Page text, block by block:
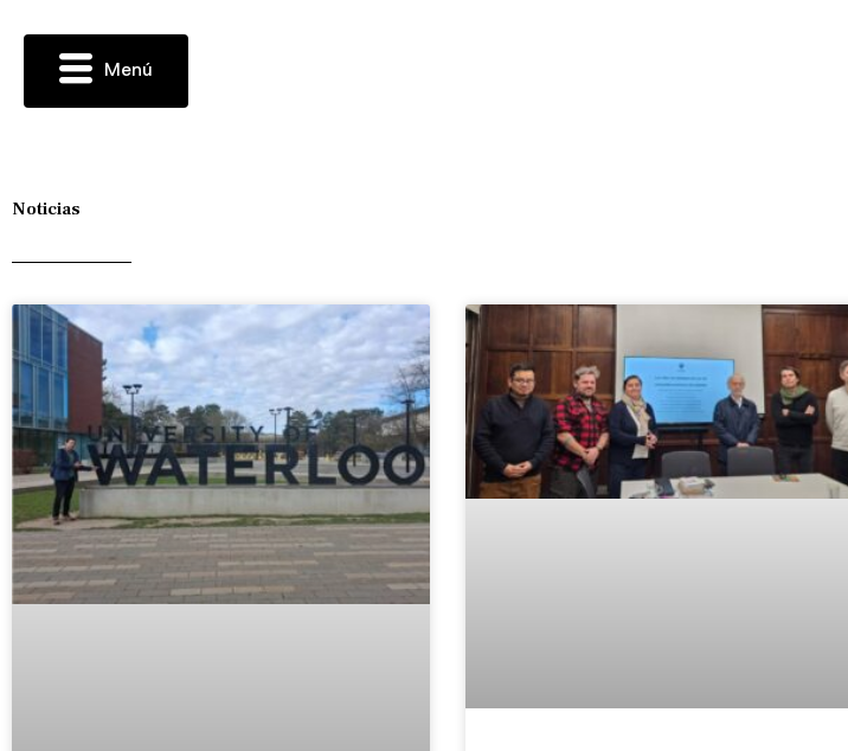
contenido
Menú
Noticias